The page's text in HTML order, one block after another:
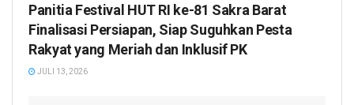
Panitia Festival HUT RI ke-81 Sakra Barat
Finalisasi Persiapan, Siap Suguhkan Pesta
Rakyat yang Meriah dan Inklusif PK
JULI 13, 2026